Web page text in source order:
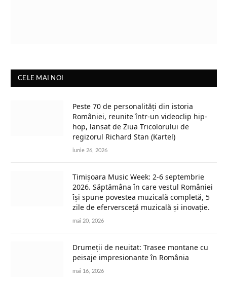
CELE MAI NOI
Peste 70 de personalități din istoria
României, reunite într-un videoclip hip-
hop, lansat de Ziua Tricolorului de
regizorul Richard Stan (Kartel)
iunie 26, 2026
Timișoara Music Week: 2-6 septembrie
2026. Săptămâna în care vestul României
își spune povestea muzicală completă, 5
zile de eferversceță muzicală și inovație.
mai 20, 2026
Drumeții de neuitat: Trasee montane cu
peisaje impresionante în România
mai 16, 2026